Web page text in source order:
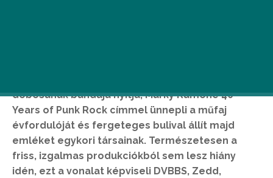
dobosának bandája nyitja, Marky Ramone 40
Years of Punk Rock címmel ünnepli a műfaj
évfordulóját és fergeteges bulival állít majd
emléket egykori társainak. Természetesen a
friss, izgalmas produkciókból sem lesz hiány
idén, ezt a vonalat képviseli DVBBS, Zedd,